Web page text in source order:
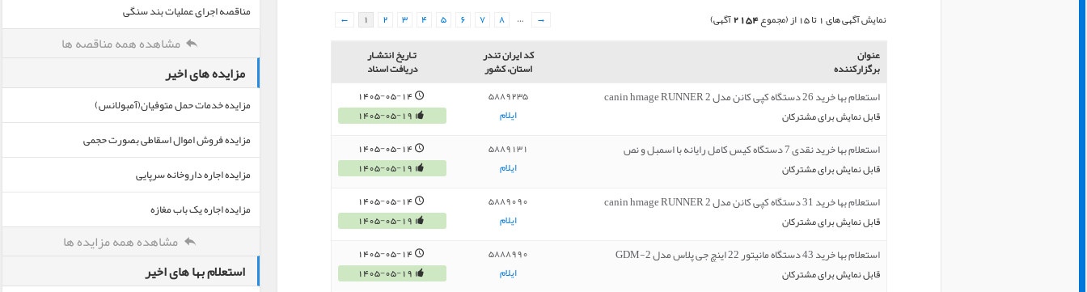
نمایش آگهی های 1 تا 15 از (مجموع 2154آگهی) ← 1 2 3 4 5 6 7 8 … →
عنوان
برگزارکننده
کد ایران تندر
استان، کشور
تـاريخ انتشـار
دریافت اسناد
استعلام بها خرید 26 دستگاه کپی کانن مدل canin hmage RUNNER 2
قابل نمایش برای مشترکان
5889235
ایلام
1405-05-14
1405-05-19
استعلام بها خرید نقدی 7 دستگاه کیس کامل رایانه با اسمبل و نص
قابل نمایش برای مشترکان
5889131
ایلام
1405-05-14
1405-05-19
استعلام بها خرید 31 دستگاه کپی کانن مدل canin hmage RUNNER 2
قابل نمایش برای مشترکان
5889090
ایلام
1405-05-14
1405-05-19
استعلام بها خرید 43 دستگاه مانیتور 22 اینچ جی پلاس مدل GDM-2
قابل نمایش برای مشترکان
5888990
ایلام
1405-05-14
1405-05-19
مناقصه اجرای عملیات بند سنگی
مشاهده همه مناقصه ها
مزایده های اخیر
مزایده خدمات حمل متوفیان(آمبولانس)
مزایده فروش اموال اسقاطی بصورت حجمی
مزایده اجاره داروخانه سرپایی
مزایده اجاره یک باب مغازه
مشاهده همه مزایده ها
استعلام بها های اخیر